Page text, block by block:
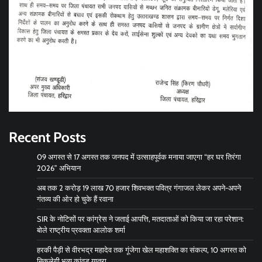
Recent Posts
09 अगस्त से 17 अगस्त तक जनपद में उत्साहपूर्वक मनाया जाएगा “हर घर तिरंगा
2026” अभियान
अब तक 2 करोड़ 19 लाख 70 हजार शिवभक्त पवित्र गंगाजल लेकर अपने-अपने
गंतव्य की ओर हो चुके हैं रवाना
SIR के नोटिसों पर कांग्रेस ने जताई आपत्ति, मतदाताओं को किया जा रहा परेशान:
बोले राष्ट्रीय प्रवक्ता आलोक शर्मा
हरकी पैड़ी से वीरभद्र महादेव तक गूंजेगा खेल महाशक्ति का संकल्प, 10 अगस्त को